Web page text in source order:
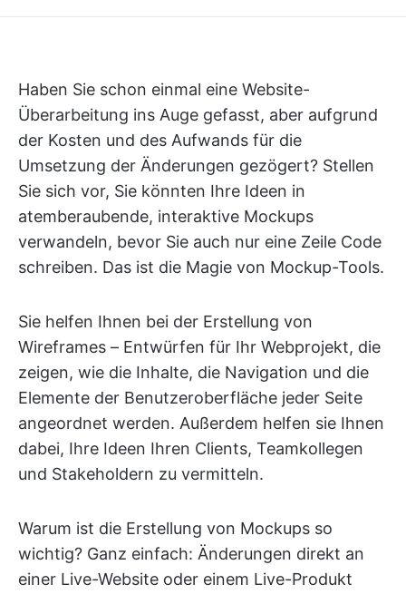
Haben Sie schon einmal eine Website-
Überarbeitung ins Auge gefasst, aber aufgrund
der Kosten und des Aufwands für die
Umsetzung der Änderungen gezögert? Stellen
Sie sich vor, Sie könnten Ihre Ideen in
atemberaubende, interaktive Mockups
verwandeln, bevor Sie auch nur eine Zeile Code
schreiben. Das ist die Magie von Mockup-Tools.
Sie helfen Ihnen bei der Erstellung von
Wireframes – Entwürfen für Ihr Webprojekt, die
zeigen, wie die Inhalte, die Navigation und die
Elemente der Benutzeroberfläche jeder Seite
angeordnet werden. Außerdem helfen sie Ihnen
dabei, Ihre Ideen Ihren Clients, Teamkollegen
und Stakeholdern zu vermitteln.
Warum ist die Erstellung von Mockups so
wichtig? Ganz einfach: Änderungen direkt an
einer Live-Website oder einem Live-Produkt